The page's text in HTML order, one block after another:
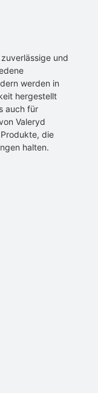
und
werden in
hergestellt
auch für
Valeryd
die
halten.